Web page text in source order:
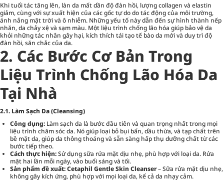
Khi tuổi tác tăng lên, làn da mất dần độ đàn hồi, lượng collagen và elastin
giảm, cùng với sự xuất hiện của các gốc tự do do tác động của môi trường,
ánh nắng mặt trời và ô nhiễm. Những yếu tố này dẫn đến sự hình thành nếp
nhăn, da chảy xệ và sạm màu. Một liệu trình chống lão hóa giúp bảo vệ da
khỏi những tác nhân gây hại, kích thích tái tạo tế bào da mới và duy trì độ
đàn hồi, săn chắc của da.
2. Các Bước Cơ Bản Trong
Liệu Trình Chống Lão Hóa Da
Tại Nhà
2.1. Làm Sạch Da (Cleansing)
Công dụng: Làm sạch da là bước đầu tiên và quan trọng nhất trong mọi
liệu trình chăm sóc da. Nó giúp loại bỏ bụi bẩn, dầu thừa, và tạp chất trên
bề mặt da, giúp da thông thoáng và sẵn sàng hấp thụ dưỡng chất từ các
bước tiếp theo.
Cách thực hiện:Sử dụng sữa rửa mặt dịu nhẹ, phù hợp với loại da. Rửa
mặt hai lần mỗi ngày, vào buổi sáng và tối.
Sản phẩm đề xuất:Cetaphil Gentle Skin Cleanser– Sữa rửa mặt dịu nhẹ,
không gây kích ứng, phù hợp với mọi loại da, kể cả da nhạy cảm.